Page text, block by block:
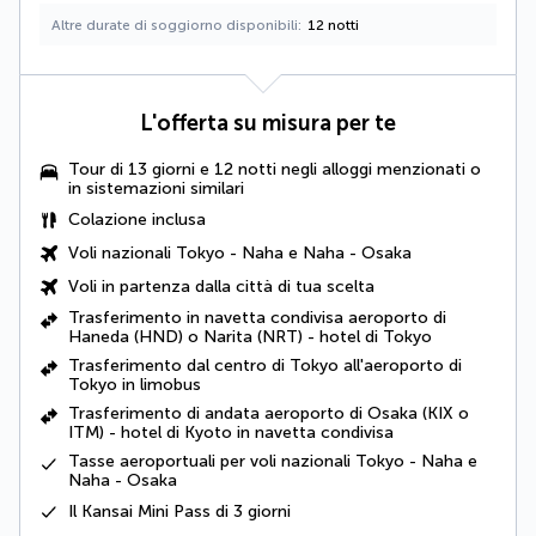
Altre durate di soggiorno disponibili 12 notti
L'offerta su misura per te
Tour di 13 giorni e 12 notti negli alloggi menzionati o
in sistemazioni similari
Colazione inclusa
Voli nazionali Tokyo - Naha e Naha - Osaka
Voli in partenza dalla città di tua scelta
Trasferimento in navetta condivisa aeroporto di
Haneda (HND) o Narita (NRT) - hotel di Tokyo
Trasferimento dal centro di Tokyo all'aeroporto di
Tokyo in limobus
Trasferimento di andata aeroporto di Osaka (KIX o
ITM) - hotel di Kyoto in navetta condivisa
Tasse aeroportuali per voli nazionali Tokyo - Naha e
Naha - Osaka
Il Kansai Mini Pass di 3 giorni